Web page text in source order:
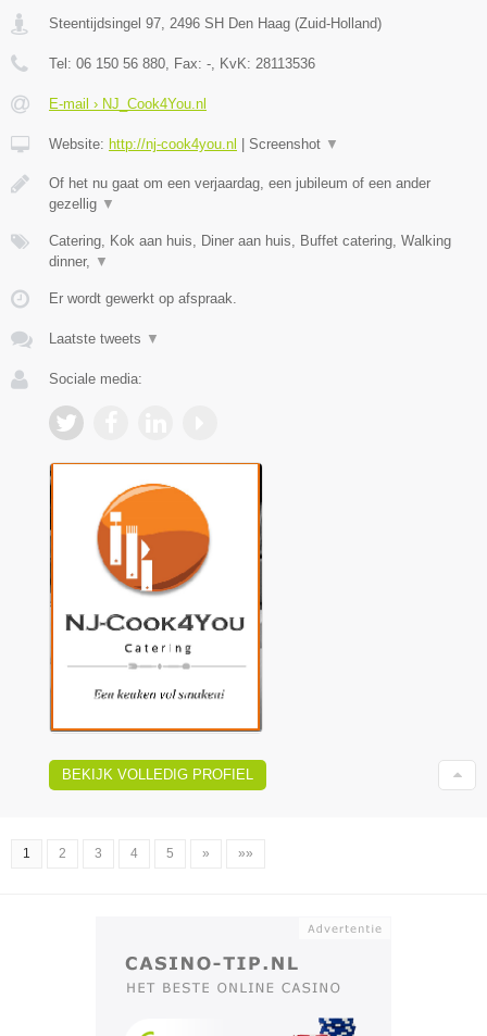
Steentijdsingel 97, 2496 SH Den Haag (Zuid-Holland)
Tel: 06 150 56 880, Fax: -, KvK: 28113536
E-mail › NJ_Cook4You.nl
Website: http://nj-cook4you.nl Screenshot ▼
Of het nu gaat om een verjaardag, een jubileum of een ander
gezellig ▼
Catering, Kok aan huis, Diner aan huis, Buffet catering, Walking
dinner, ▼
Er wordt gewerkt op afspraak.
Laatste tweets ▼
Sociale media:
BEKIJK VOLLEDIG PROFIEL
1 2 3 4 5 » »»